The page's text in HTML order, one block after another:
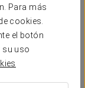
Para más
cookies.
el botón
su uso
- 16
-